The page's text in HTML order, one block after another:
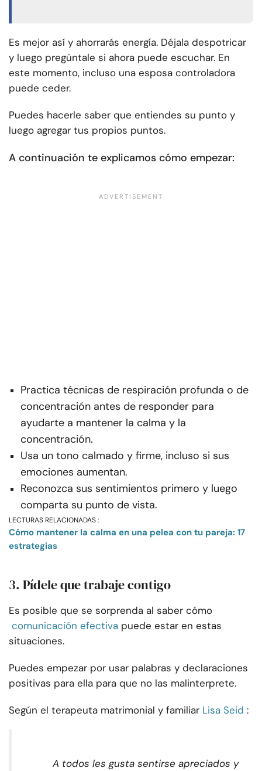
Es mejor así y ahorrarás energía. Déjala despotricar
y luego pregúntale si ahora puede escuchar. En
este momento, incluso una esposa controladora
puede ceder.
Puedes hacerle saber que entiendes su punto y
luego agregar tus propios puntos.
A continuación te explicamos cómo empezar:
Practica técnicas de respiración profunda o de
concentración antes de responder para
ayudarte a mantener la calma y la
concentración.
Usa un tono calmado y firme, incluso si sus
emociones aumentan.
Reconozca sus sentimientos primero y luego
comparta su punto de vista.
LECTURAS RELACIONADAS :
Cómo mantener la calma en una pelea con tu pareja: 17
estrategias
3. Pídele que trabaje contigo
Es posible que se sorprenda al saber cómo
comunicación efectiva puede estar en estas
situaciones.
Puedes empezar por usar palabras y declaraciones
positivas para ella para que no las malinterprete.
Según el terapeuta matrimonial y familiar Lisa Seid :
A todos les gusta sentirse apreciados y